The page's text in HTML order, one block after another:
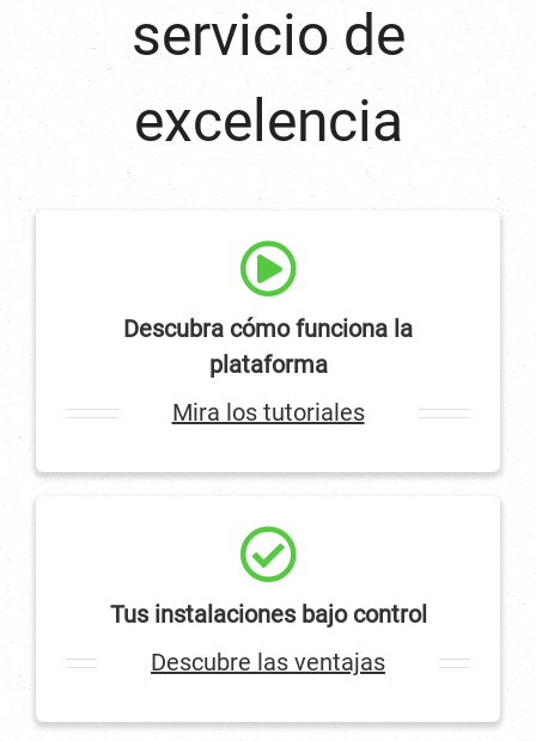
servicio de
excelencia
Descubra cómo funciona la
plataforma
Mira los tutoriales
Tus instalaciones bajo control
Descubre las ventajas